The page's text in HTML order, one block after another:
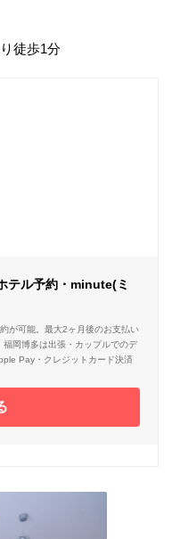
徒歩1分
テル予約・minute(ミ
が可能。最大2ヶ月後のお支払い
岡博多は出張・カップルでのデ
Pay・クレジットカード決済